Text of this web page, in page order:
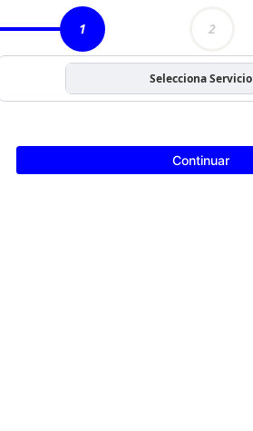
1 2
Selecciona Servicio
Continuar